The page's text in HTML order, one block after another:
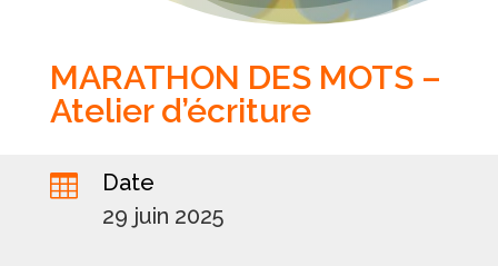
MARATHON DES MOTS –
Atelier d’écriture

Date
29 juin 2025